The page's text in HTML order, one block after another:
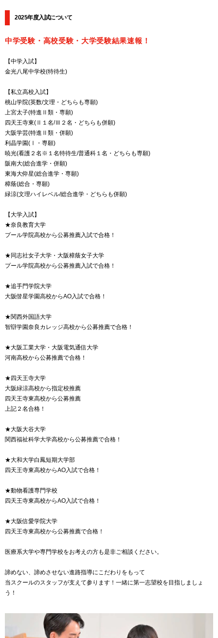
2025年度入試について
中学受験・高校受験・大学受験結果速報！
【中学入試】
金光八尾中学校(特待生)
【私立高校入試】
桃山学院(英数/文理・どちらも専願)
上宮太子(特進Ⅱ類・専願)
四天王寺東(Ⅱ１名/Ⅲ２名・どちらも併願)
大阪学芸(特進Ⅱ類・併願)
利晶学園(Ⅰ・専願)
暁光(看護２名※１名特待生/普通科１名・どちらも専願)
阪南大(総合進学・併願)
東海大仰星(総合進学・専願)
樟蔭(総合・専願)
緑涼(文理ハイレベル/総合進学・どちらも併願)
【大学入試】
★奈良教育大学
プール学院高校から公募推薦入試で合格！
★同志社女子大学・大阪樟蔭女子大学
プール学院高校から公募推薦入試で合格！
★追手門学院大学
大阪偕星学園高校からAO入試で合格！
★関西外国語大学
智辯学園奈良カレッジ高校から公募推薦で合格！
★大阪工業大学・大阪電気通信大学
河南高校から公募推薦で合格！
★四天王寺大学
大阪緑涼高校から指定校推薦
四天王寺東高校から公募推薦
上記２名合格！
★大阪大谷大学
関西福祉科学大学高校から公募推薦で合格！
★大和大学白鳳短期大学部
四天王寺東高校からAO入試で合格！
★動物看護専門学校
四天王寺東高校からAO入試で合格！
★大阪信愛学院大学
四天王寺東高校から公募推薦で合格！
医療系大学や専門学校をお考えの方も是非ご相談ください。
諦めない、諦めさせない進路指導にこだわりをもって
当スクールのスタッフが支えて参ります！一緒に第一志望校を目指しましょ
う！